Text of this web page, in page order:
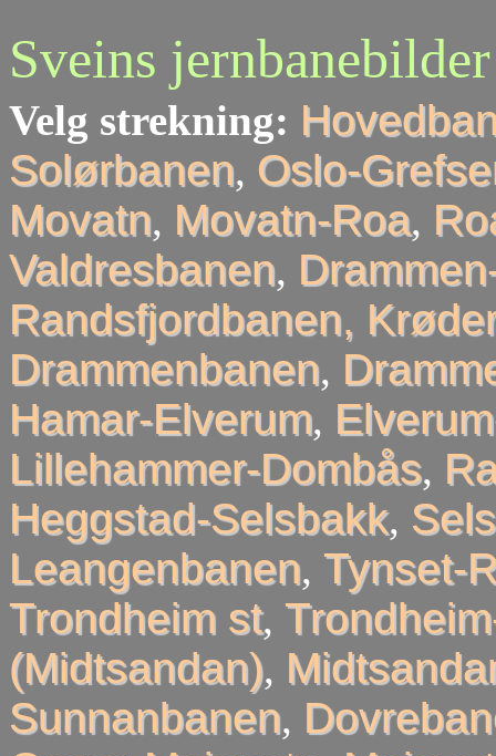
Sveins jernbanebilder
Velg strekning:
Solørbanen, Oslo-
Movatn, Movatn-Roa,
Valdresbanen,
Randsfjordbanen,
Drammenbanen,
Hamar-Elverum,
Lillehammer-Dombås,
Heggstad-Selsbakk,
Leangenbanen, Tynset-
Trondheim st,
(Midtsandan),
Sunnanbanen,